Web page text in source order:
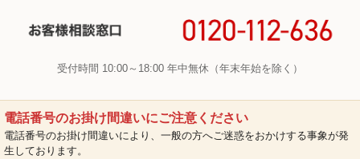
受付時間 10:00～18:00 年中無休（年末年始を除く）
電話番号のお掛け間違いにご注意ください
電話番号のお掛け間違いにより、一般の方へご迷惑をおかけする事象が発
生しております。